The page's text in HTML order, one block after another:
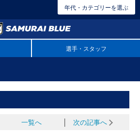
年代・カテゴリーを選ぶ
選手・スタッフ
一覧へ 次の記事へ